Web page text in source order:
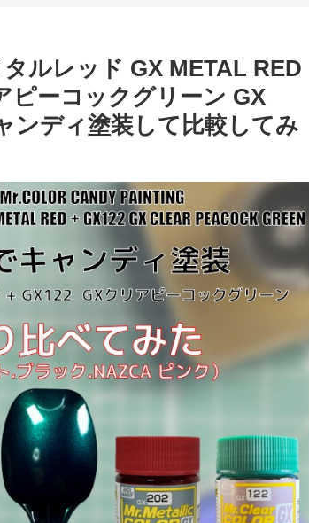
ルレッド GX METAL RED
ピーコックグリーン GX
ンディ塗装して比較してみ